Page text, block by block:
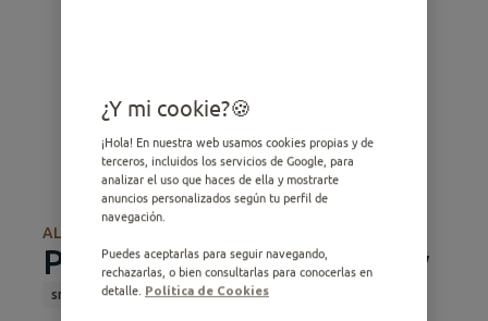
ALIMENTO SECO
Pequeño Adulto con Buey
small Adulto Alimento Seco
¿Y mi cookie?
¡Hola! En nuestra web usamos cookies propias y de
terceros, incluidos los servicios de Google, para
analizar el uso que haces de ella y mostrarte
anuncios personalizados según tu perfil de
navegación.
Puedes aceptarlas para seguir navegando,
rechazarlas, o bien consultarlas para conocerlas en
detalle. Política de Cookies